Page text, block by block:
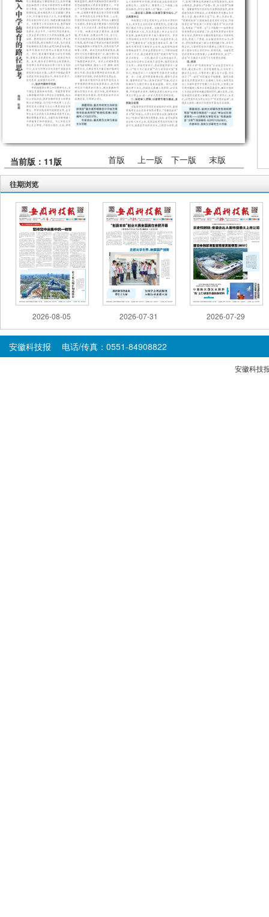
当前版：11版 首版 上一版 下一版 末版
往期浏览
2026-08-05 2026-07-31 2026-07-29
安徽科技报 电话/传真：0551-84908822
安徽科技